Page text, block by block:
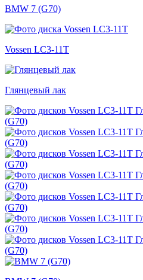
BMW 7 (G70)
Vossen LC3-11T
Глянцевый лак